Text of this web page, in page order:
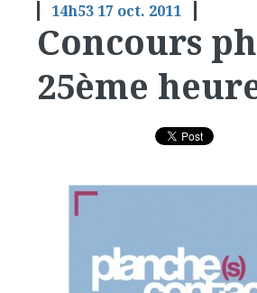
14h53 17 oct. 2011
Concours
25ème